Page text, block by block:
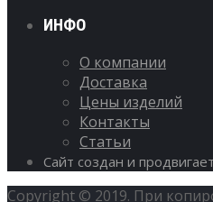
ИНФО
О компании
Доставка
Цены изделий
Контакты
Статьи
Сайт создан и
Copyright © 2019. При